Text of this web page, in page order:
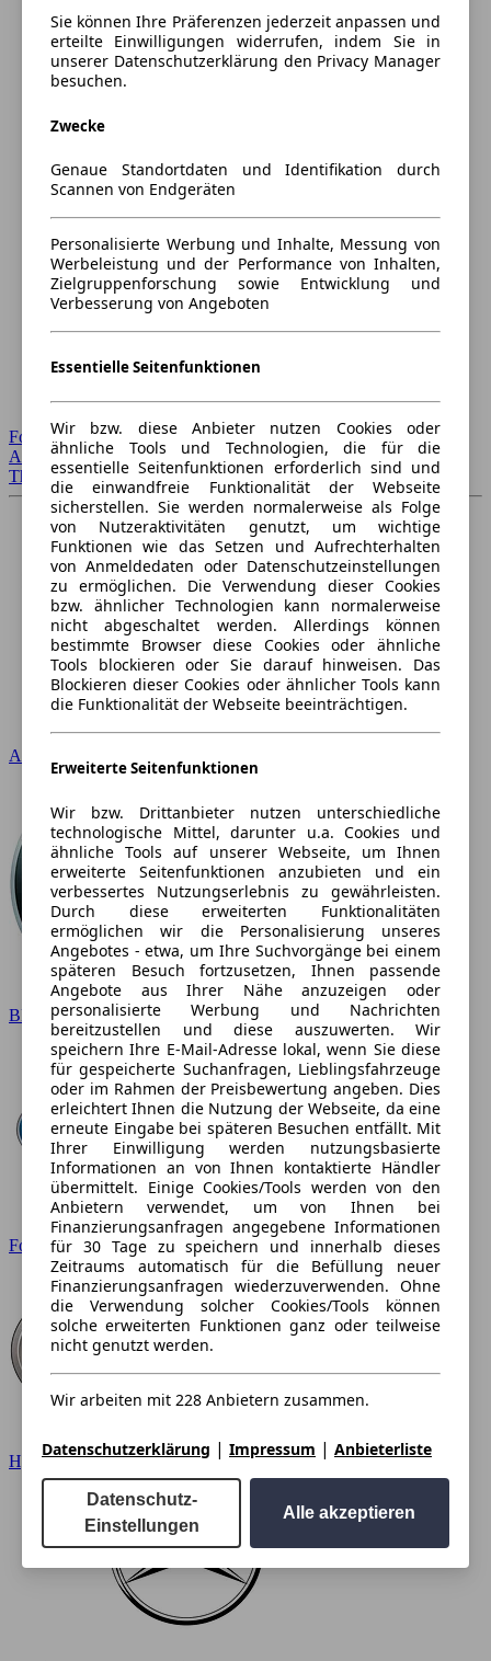
Sie können Ihre Präferenzen jederzeit anpassen und
erteilte Einwilligungen widerrufen, indem Sie in
unserer Datenschutzerklärung den Privacy Manager
besuchen.
Zwecke
Genaue Standortdaten und Identifikation durch
Scannen von Endgeräten
Personalisierte Werbung und Inhalte, Messung von
Werbeleistung und der Performance von Inhalten,
Zielgruppenforschung sowie Entwicklung und
Verbesserung von Angeboten
Essentielle Seitenfunktionen
Wir bzw. diese Anbieter nutzen Cookies oder
ähnliche Tools und Technologien, die für die
essentielle Seitenfunktionen erforderlich sind und
die einwandfreie Funktionalität der Webseite
sicherstellen. Sie werden normalerweise als Folge
von Nutzeraktivitäten genutzt, um wichtige
Funktionen wie das Setzen und Aufrechterhalten
von Anmeldedaten oder Datenschutzeinstellungen
zu ermöglichen. Die Verwendung dieser Cookies
bzw. ähnlicher Technologien kann normalerweise
nicht abgeschaltet werden. Allerdings können
bestimmte Browser diese Cookies oder ähnliche
Tools blockieren oder Sie darauf hinweisen. Das
Blockieren dieser Cookies oder ähnlicher Tools kann
die Funktionalität der Webseite beeinträchtigen.
Erweiterte Seitenfunktionen
Wir bzw. Drittanbieter nutzen unterschiedliche
technologische Mittel, darunter u.a. Cookies und
ähnliche Tools auf unserer Webseite, um Ihnen
erweiterte Seitenfunktionen anzubieten und ein
verbessertes Nutzungserlebnis zu gewährleisten.
Durch diese erweiterten Funktionalitäten
ermöglichen wir die Personalisierung unseres
Angebotes - etwa, um Ihre Suchvorgänge bei einem
späteren Besuch fortzusetzen, Ihnen passende
Angebote aus Ihrer Nähe anzuzeigen oder
personalisierte Werbung und Nachrichten
bereitzustellen und diese auszuwerten. Wir
speichern Ihre E-Mail-Adresse lokal, wenn Sie diese
für gespeicherte Suchanfragen, Lieblingsfahrzeuge
oder im Rahmen der Preisbewertung angeben. Dies
erleichtert Ihnen die Nutzung der Webseite, da eine
erneute Eingabe bei späteren Besuchen entfällt. Mit
Ihrer Einwilligung werden nutzungsbasierte
Informationen an von Ihnen kontaktierte Händler
übermittelt. Einige Cookies/Tools werden von den
Anbietern verwendet, um von Ihnen bei
Finanzierungsanfragen angegebene Informationen
für 30 Tage zu speichern und innerhalb dieses
Zeitraums automatisch für die Befüllung neuer
Finanzierungsanfragen wiederzuverwenden. Ohne
die Verwendung solcher Cookies/Tools können
solche erweiterten Funktionen ganz oder teilweise
nicht genutzt werden.
Wir arbeiten mit 228 Anbietern zusammen.
Datenschutzerklärung | Impressum | Anbieterliste
Datenschutz-
Einstellungen
Alle akzeptieren
Forum Startseite
Alle Auto-Foren
Themen-Forum
Audi
BMW
Ford
Hyundai